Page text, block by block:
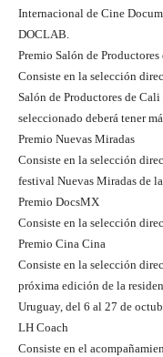
Internacional de Cine
DOCLAB.
Premio Salón de Productores
Consiste en la selección
Salón de Productores de
seleccionado deberá tener
Premio Nuevas Miradas
Consiste en la selección
festival Nuevas Miradas de
Premio DocsMX
Consiste en la selección
Premio Cina Cina
Consiste en la selección
próxima edición de la
Uruguay, del 6 al 27 de
LH Coach
Consiste en el